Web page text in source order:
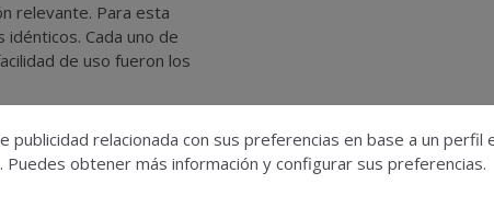
relevante. Para esta
idénticos. Cada uno de
de uso fueron los
relacionada con sus preferencias en base a un perfil
obtener más información y configurar sus preferencias.